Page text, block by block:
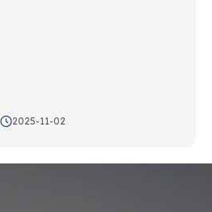
2025-11-02